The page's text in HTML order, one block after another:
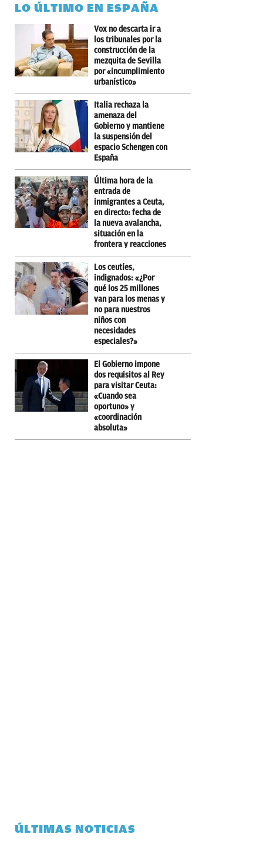
LO ÚLTIMO EN ESPAÑA
Vox no descarta ir a
los tribunales por la
construcción de la
mezquita de Sevilla
por «incumplimiento
urbanístico»
Italia rechaza la
amenaza del
Gobierno y mantiene
la suspensión del
espacio Schengen con
España
Última hora de la
entrada de
inmigrantes a Ceuta,
en directo: fecha de
la nueva avalancha,
situación en la
frontera y reacciones
Los ceutíes,
indignados: «¿Por
qué los 25 millones
van para los menas y
no para nuestros
niños con
necesidades
especiales?»
El Gobierno impone
dos requisitos al Rey
para visitar Ceuta:
«Cuando sea
oportuno» y
«coordinación
absoluta»
ÚLTIMAS NOTICIAS